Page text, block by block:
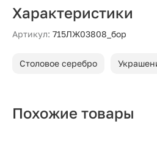
Характеристики
Артикул: 715ЛЖ03808_бор
Столовое серебро
Похожие товары